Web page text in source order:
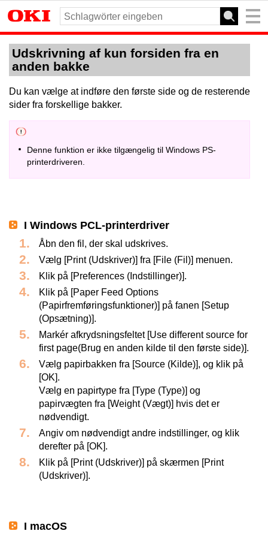
Udskrivning af kun forsiden fra en
anden bakke
Du kan vælge at indføre den første side og de resterende
sider fra forskellige bakker.
Denne funktion er ikke tilgængelig til Windows PS-
printerdriveren.
I Windows PCL-printerdriver
Åbn den fil, der skal udskrives.
Vælg [Print (Udskriver)] fra [File (Fil)] menuen.
Klik på [Preferences (Indstillinger)].
Klik på [Paper Feed Options
(Papirfremføringsfunktioner)] på fanen [Setup
(Opsætning)].
Markér afkrydsningsfeltet [Use different source for
first page(Brug en anden kilde til den første side)].
Vælg papirbakken fra [Source (Kilde)], og klik på
[OK].
Vælg en papirtype fra [Type (Type)] og
papirvægten fra [Weight (Vægt)] hvis det er
nødvendigt.
Angiv om nødvendigt andre indstillinger, og klik
derefter på [OK].
Klik på [Print (Udskriver)] på skærmen [Print
(Udskriver)].
I macOS